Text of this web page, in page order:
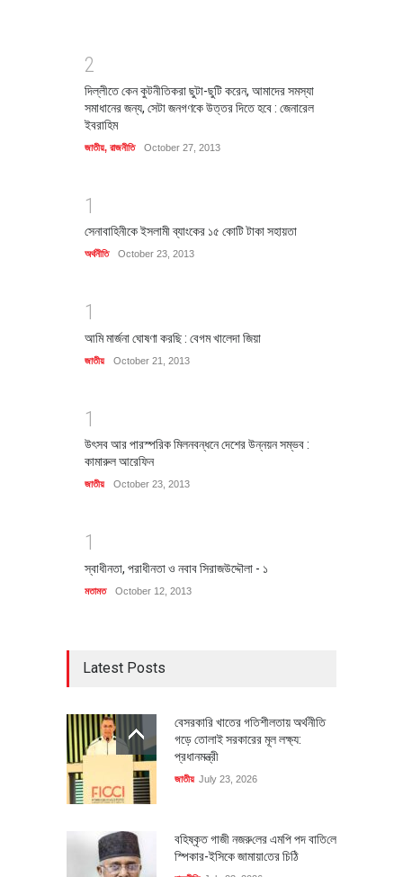
2
দিল্লীতে কেন কুটনীতিকরা ছুটা-ছুটি করেন, আমাদের সমস্যা
সমাধানের জন্য, সেটা জনগণকে উত্তর দিতে হবে : জেনারেল
ইবরাহিম
জাতীয়, রাজনীতি October 27, 2013
1
সেনাবাহিনীকে ইসলামী ব্যাংকের ১৫ কোটি টাকা সহায়তা
অর্থনীতি October 23, 2013
1
আমি মার্জনা ঘোষণা করছি : বেগম খালেদা জিয়া
জাতীয় October 21, 2013
1
উৎসব আর পারস্পরিক মিলনবন্ধনে দেশের উন্নয়ন সম্ভব :
কামারুল আরেফিন
জাতীয় October 23, 2013
1
স্বাধীনতা, পরাধীনতা ও নবাব সিরাজউদ্দৌলা - ১
মতামত October 12, 2013
Latest Posts
বেসরকারি খাতের গতিশীলতায় অর্থনীতি
গড়ে তোলাই সরকারের মূল লক্ষ্য:
প্রধানমন্ত্রী
জাতীয় July 23, 2026
বহিষ্কৃত গাজী নজরু‌লের এম‌পি পদ বা‌তি‌লে
স্পিকার-ইসিকে জামায়া‌তের চি‌ঠি